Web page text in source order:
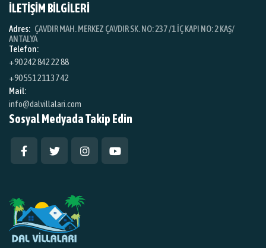
İLETİŞİM BİLGİLERİ
Adres: ÇAVDIR MAH. MERKEZ ÇAVDIR SK. NO: 237 /1 İÇ KAPI NO: 2 KAŞ/
ANTALYA
Telefon:
+90 242 842 22 88
+90 551 211 37 42
Mail:
info@dalvillalari.com
Sosyal Medyada Takip Edin